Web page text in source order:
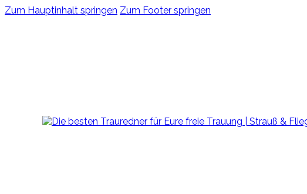
Zum Hauptinhalt springen Zum Footer springen